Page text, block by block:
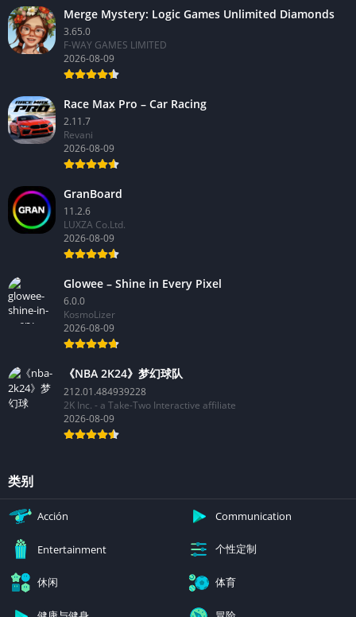
Merge Mystery: Logic Games Unlimited Diamonds
3.65.0
F-WAY GAMES LIMITED
Race Max Pro – Car Racing
2.11.7
Revani
GranBoard
11.2.6
LUXZA Co.Ltd.
Glowee – Shine in Every Pixel
6.0.0
KosmoLizer
《NBA 2K24》梦幻球队
212.01.484939228
2K Inc. - a Take-Two Interactive affiliate
类别
Communication
Entertainment 个性定制
休闲 体育